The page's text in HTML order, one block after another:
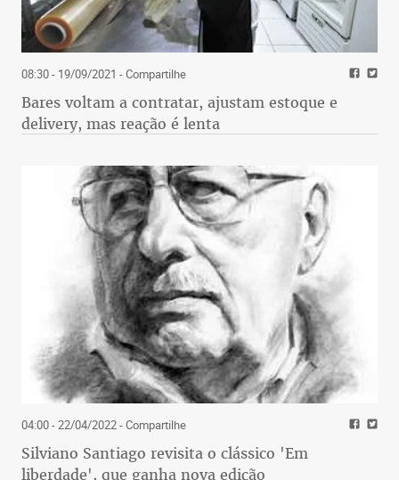
08:30 - 19/09/2021 - Compartilhe
Bares voltam a contratar, ajustam estoque e
delivery, mas reação é lenta
04:00 - 22/04/2022- Compartilhe
Silviano Santiago revisita o clássico 'Em
liberdade', que ganha nova edição